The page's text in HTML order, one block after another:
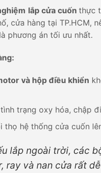
lắp cửa cuốn thực
cửa hàng tại TP.HCM,
là phương án tối ưu nhất.
và hộp điều khiển
trạng oxy hóa, chập
thọ hệ thống cửa cuốn
lắp ngoài trời, các
ray và nan cửa rất